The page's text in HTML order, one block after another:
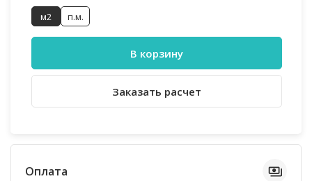
м2 п.м.
В корзину
Заказать расчет
Оплата